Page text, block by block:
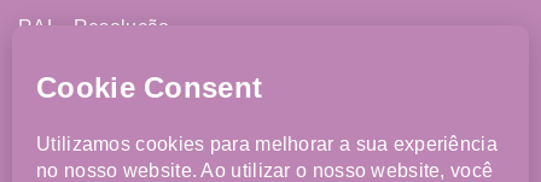
RAL - Resolução
Livro de Reclamações